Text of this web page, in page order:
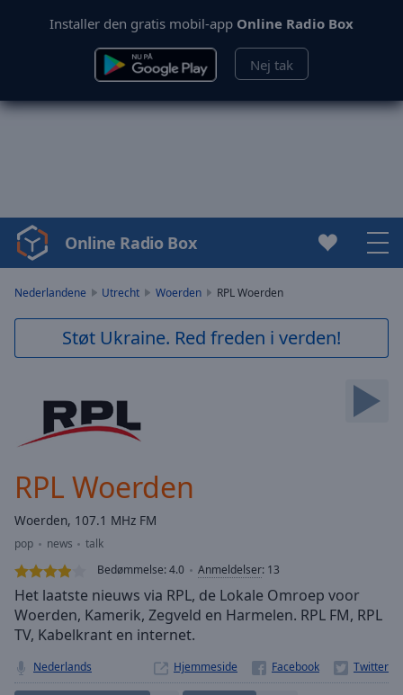
Installer den gratis mobil-app Online Radio Box
Nej tak
Video
Player
Backward
Forward
Current
Time 0:00
-:-
Loaded:
0.00%
Stream
TypeLIVE
Seek to
live,
currently
behind
liveLIVE
Online Radio Box
Nederlandene Utrecht Woerden RPL Woerden
Støt Ukraine. Red freden i verden!
RPL Woerden
Woerden, 107.1 MHz FM
pop news
talk
Bedømmelse:4.0 Anmeldelser: 13
Het laatste nieuws via RPL, de Lokale Omroep voor
Woerden, Kamerik, Zegveld en Harmelen. RPL FM, RPL
TV, Kabelkrant en internet.
Nederlands Hjemmeside